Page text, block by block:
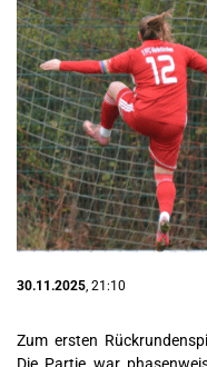
30.11.2025, 21:10
Zum ersten